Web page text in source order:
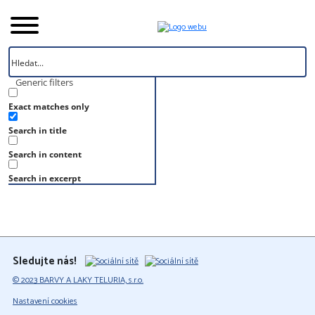
Generic filters
Exact matches only
Search in title
Search in content
Search in excerpt
Úvod
Vzorník
RAL 240 40 35
RAL 240 40 35
Sledujte nás!
© 2023 BARVY A LAKY TELURIA, s.r.o.
Nastavení cookies